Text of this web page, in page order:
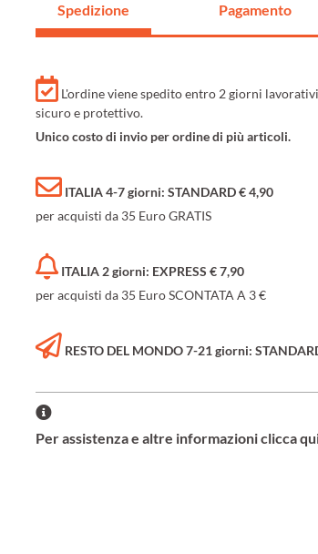
Spedizione Pagamento
L'ordine viene spedito entro 2 giorni
sicuro e protettivo.
Unico costo di invio per ordine di più articoli.
ITALIA 4-7 giorni: STANDARD € 4,90
per acquisti da 35 Euro GRATIS
ITALIA 2 giorni: EXPRESS € 7,90
per acquisti da 35 Euro SCONTATA A 3 €
RESTO DEL MONDO 7-21 giorni:
Per assistenza e altre informazioni clicca